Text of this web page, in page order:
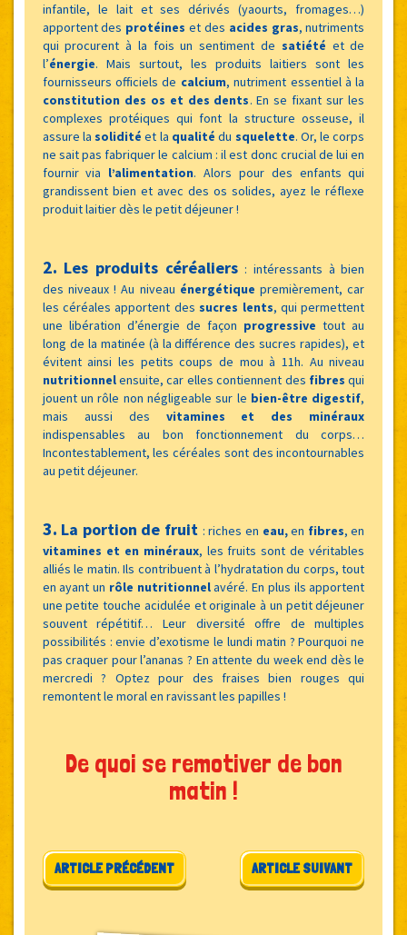
infantile, le lait et ses dérivés (yaourts, fromages…)
apportent des protéines et des acides gras, nutriments
qui procurent à la fois un sentiment de satiété et de
l’énergie. Mais surtout, les produits laitiers sont les
fournisseurs officiels de calcium, nutriment essentiel à la
constitution des os et des dents. En se fixant sur les
complexes protéiques qui font la structure osseuse, il
assure lasolidité et la qualitédu squelette. Or, le corps
ne sait pas fabriquer le calcium : il est donc crucial de lui en
fournir via l’alimentation. Alors pour des enfants qui
grandissent bien et avec des os solides, ayez le réflexe
produit laitier dès le petit déjeuner !
2. Les produits céréaliers :intéressants à bien
des niveaux ! Au niveau énergétique premièrement, car
les céréales apportent dessucres lents, qui permettent
une libération d’énergie de façon progressive tout au
long de la matinée (à la différence des sucres rapides), et
évitent ainsi les petits coups de mou à 11h. Au niveau
nutritionnelensuite, car elles contiennent des fibres qui
jouent un rôle non négligeable sur le bien-être digestif,
mais aussi des vitamines et des minéraux
indispensables au bon fonctionnement du corps…
Incontestablement, les céréales sont des incontournables
au petit déjeuner.
3. La portion de fruit :riches en eau,en fibres, en
vitamines et en minéraux, les fruits sont de véritables
alliés le matin. Ils contribuent à l’hydratation du corps, tout
en ayant un rôle nutritionnelavéré. En plus ils apportent
une petite touche acidulée et originale à un petit déjeuner
souvent répétitif… Leur diversité offre de multiples
possibilités : envie d’exotisme le lundi matin ? Pourquoi ne
pas craquer pour l’ananas ? En attente du week end dès le
mercredi ? Optez pour des fraises bien rouges qui
remontent le moral en ravissant les papilles !
De quoi se remotiver de bon
matin !
Navigation de l’article
ARTICLE PRÉCÉDENT ARTICLE SUIVANT